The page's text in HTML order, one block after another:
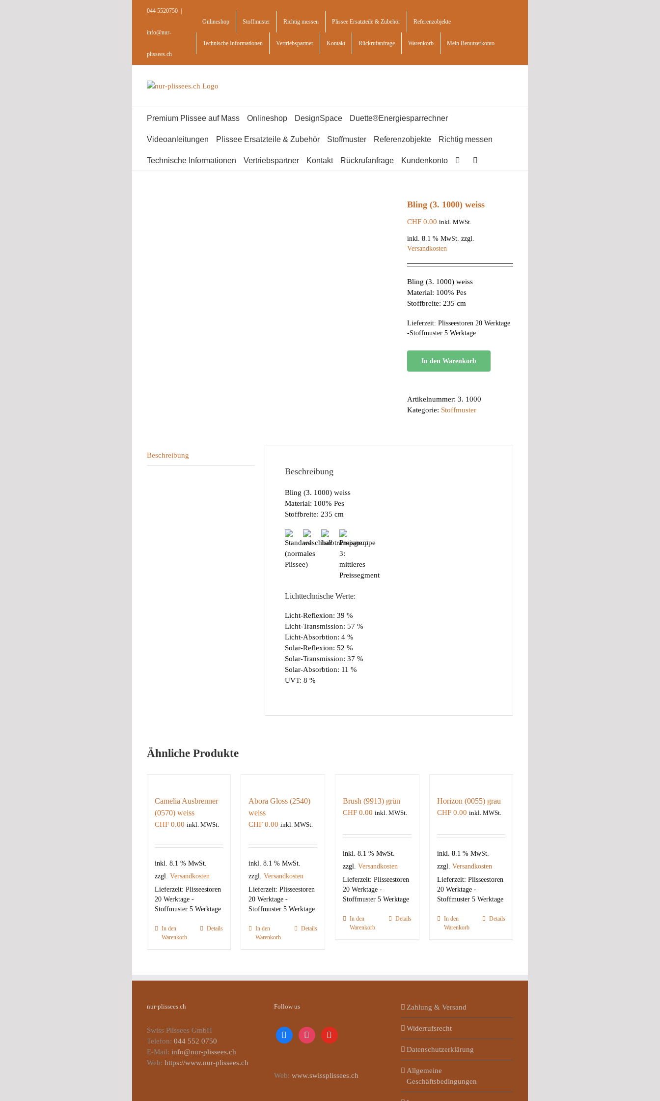
044 5520750
info@nur-
plissees.ch
Onlineshop Stoffmuster Richtig messen Plissee Ersatzteile & Zubehör Referenzobjekte
Technische Informationen Vertriebspartner Kontakt Rückrufanfrage Warenkorb Mein Benutzerkonto
Premium Plissee auf Mass Onlineshop DesignSpace Duette®Energiesparrechner
Videoanleitungen Plissee Ersatzteile & Zubehör Stoffmuster Referenzobjekte Richtig messen
Technische Informationen Vertriebspartner Kontakt Rückrufanfrage Kundenkonto
Bling (3. 1000) weiss
CHF0.00 inkl. MWSt.
inkl. 8.1 % MwSt. zzgl.
Versandkosten
Bling (3. 1000) weiss
Material: 100% Pes
Stoffbreite: 235 cm
Lieferzeit: Plisseestoren 20 Werktage
-Stoffmuster 5 Werktage
In den Warenkorb
Artikelnummer: 3. 1000
Kategorie: Stoffmuster
Beschreibung
Beschreibung
Bling (3. 1000) weiss
Material: 100% Pes
Stoffbreite: 235 cm
Lichttechnische Werte:
Licht-Reflexion: 39 %
Licht-Transmission: 57 %
Licht-Absorbtion: 4 %
Solar-Reflexion: 52 %
Solar-Transmission: 37 %
Solar-Absorbtion: 11 %
UVT: 8 %
Ähnliche Produkte
Camelia Ausbrenner
(0570) weiss
CHF0.00 inkl. MWSt.
inkl. 8.1 % MwSt.
zzgl. Versandkosten
Lieferzeit: Plisseestoren
20 Werktage -
Stoffmuster 5 Werktage
In den
Warenkorb
Details
Abora Gloss (2540)
weiss
CHF 0.00 inkl. MWSt.
inkl. 8.1 % MwSt.
zzgl.Versandkosten
Lieferzeit:Plisseestoren
20 Werktage -
Stoffmuster 5 Werktage
In den
Warenkorb
Details
Brush (9913) grün
CHF0.00 inkl. MWSt.
inkl. 8.1 % MwSt.
zzgl. Versandkosten
Lieferzeit: Plisseestoren
20 Werktage -
Stoffmuster 5 Werktage
In den
Warenkorb
Details
Horizon (0055) grau
CHF0.00 inkl. MWSt.
inkl. 8.1 % MwSt.
zzgl. Versandkosten
Lieferzeit: Plisseestoren
20 Werktage -
Stoffmuster 5 Werktage
In den
Warenkorb
Details
nur-plissees.ch
Swiss Plissees GmbH
Telefon: 044 552 0750
E-Mail: info@nur-plissees.ch
Web: https://www.nur-plissees.ch
Follow us
facebookinstagramyoutube
Web: www.swissplissees.ch
Zahlung & Versand
Widerrufsrecht
Datenschutzerklärung
Allgemeine
Geschäftsbedingungen